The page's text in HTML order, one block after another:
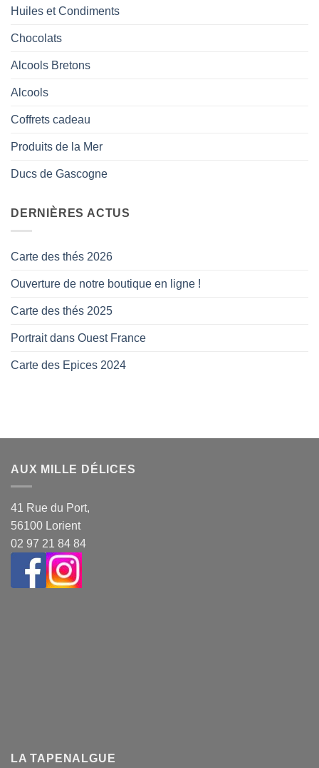
Huiles et Condiments
Chocolats
Alcools Bretons
Alcools
Coffrets cadeau
Produits de la Mer
Ducs de Gascogne
DERNIÈRES ACTUS
Carte des thés 2026
Ouverture de notre boutique en ligne !
Carte des thés 2025
Portrait dans Ouest France
Carte des Epices 2024
AUX MILLE DÉLICES
41 Rue du Port,
56100 Lorient
02 97 21 84 84
LA TAPENALGUE